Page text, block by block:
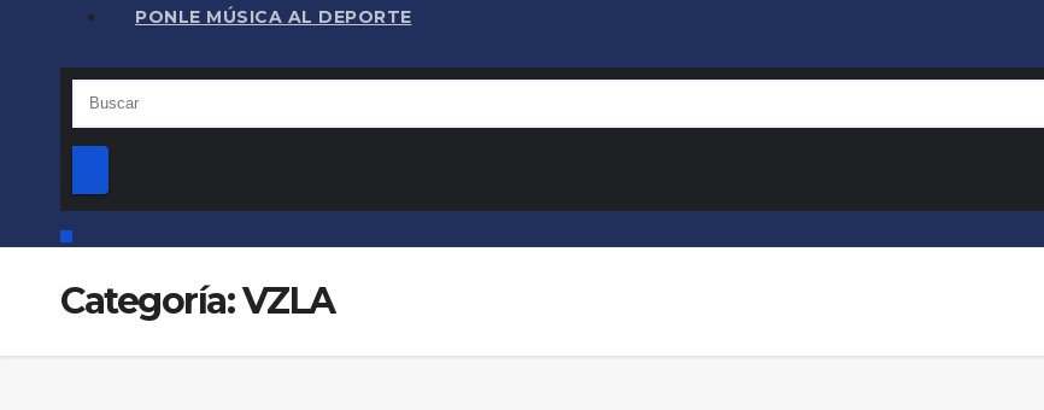
PONLE MÚSICA AL DEPORTE
Categoría:VZLA